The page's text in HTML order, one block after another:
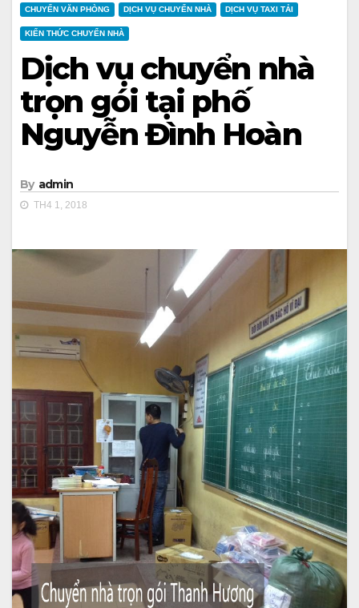
CHUYỂN VĂN PHÒNG DỊCH VỤ CHUYỂN NHÀ DỊCH VỤ TAXI TẢI
KIẾN THỨC CHUYỂN NHÀ
Dịch vụ chuyển nhà
trọn gói tại phố
Nguyễn Đình Hoàn
By admin
TH4 1, 2018